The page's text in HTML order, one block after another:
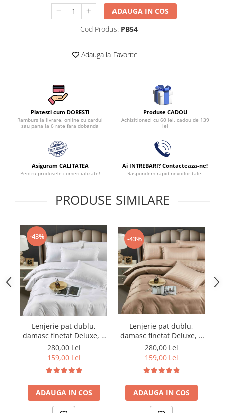
Lenjerii De Pat, Imprimeu 3D, 1
ADAUGA IN COS
Cod Produs: PB54
Adauga la Favorite
Platesti cum DORESTI
Ramburs la livrare, online cu cardul
sau pana la 6 rate fara dobanda
Produse CADOU
Achizitionezi cu 60 lei, cadou de 139
lei
Asiguram CALITATEA
Pentru produsele comercializate!
Ai INTREBARI? Contacteaza-ne!
Raspundem rapid nevoilor tale.
PRODUSE SIMILARE
-43%
Lenjerie pat dublu,
damasc finetat Deluxe, 6
piese, cearceaf pat cu
elastic, Alb
280,00 Lei
159,00 Lei
ADAUGA IN COS
-43%
Lenjerie pat dublu,
damasc finetat Deluxe, 6
piese, cearceaf pat cu
elastic, Maro
280,00 Lei
159,00 Lei
ADAUGA IN COS